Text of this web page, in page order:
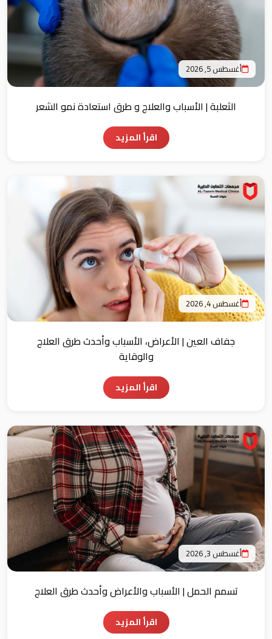
أغسطس 5, 2026
الثعلبة | الأسباب والعلاج و طرق استعادة نمو الشعر
اقرأ المزيد
أغسطس 4, 2026
جفاف العين | الأعراض، الأسباب وأحدث طرق العلاج
والوقاية
اقرأ المزيد
أغسطس 3, 2026
تسمم الحمل | الأسباب والأعراض وأحدث طرق العلاج
اقرأ المزيد